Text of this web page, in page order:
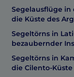
Segelausflüge in
die Küste des
Segeltörns in
bezaubernder
Segeltörns in
die Cilento-Küste